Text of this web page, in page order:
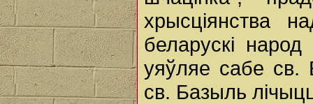
хрысціянства
беларускі
уяўляе сабе св.
св. Базыль